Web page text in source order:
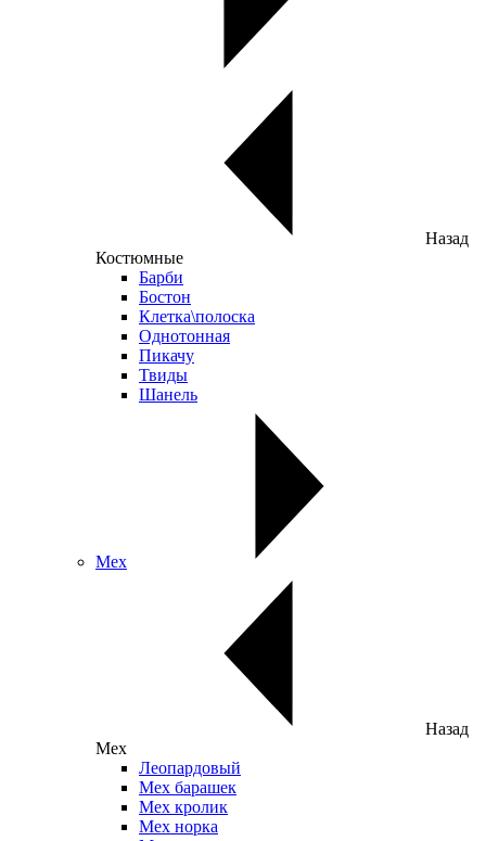
Назад
Костюмные
Барби
Бостон
Клетка\полоска
Однотонная
Пикачу
Твиды
Шанель
Мех
Назад
Мех
Леопардовый
Мех барашек
Мех кролик
Мех норка